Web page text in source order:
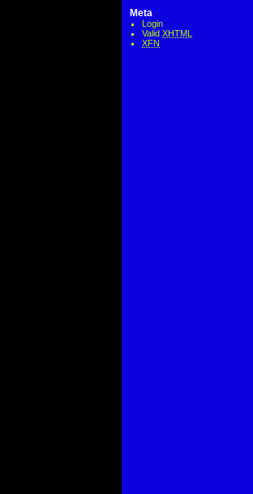
Meta
Login
Valid XHTML
XFN